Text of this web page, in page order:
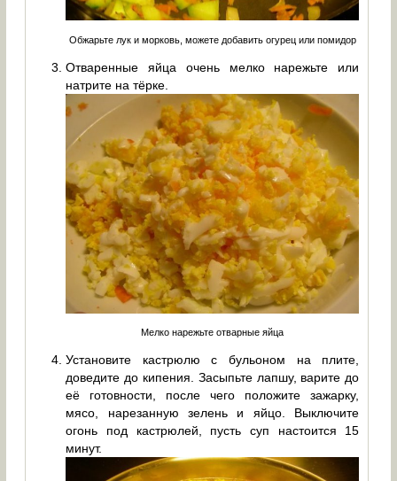
Обжарьте лук и морковь, можете добавить огурец или помидор
Отваренные яйца очень мелко нарежьте или
натрите на тёрке.
Мелко нарежьте отварные яйца
Установите кастрюлю с бульоном на плите,
доведите до кипения. Засыпьте лапшу, варите до
её готовности, после чего положите зажарку,
мясо, нарезанную зелень и яйцо. Выключите
огонь под кастрюлей, пусть суп настоится 15
минут.